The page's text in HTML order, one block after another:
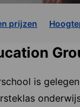
prijzen
is